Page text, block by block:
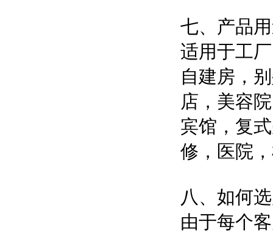
七、产品
适用于工
自建房 ，
店，美容
宾馆，复
修，医院
八、如何
由于每个